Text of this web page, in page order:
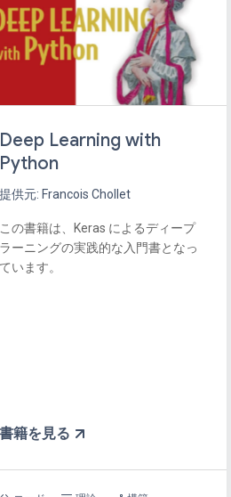
Deep Learning with
Python
提供元: Francois Chollet
この書籍は、Keras によるディープ
ラーニングの実践的な入門書となっ
ています。
書籍を見る